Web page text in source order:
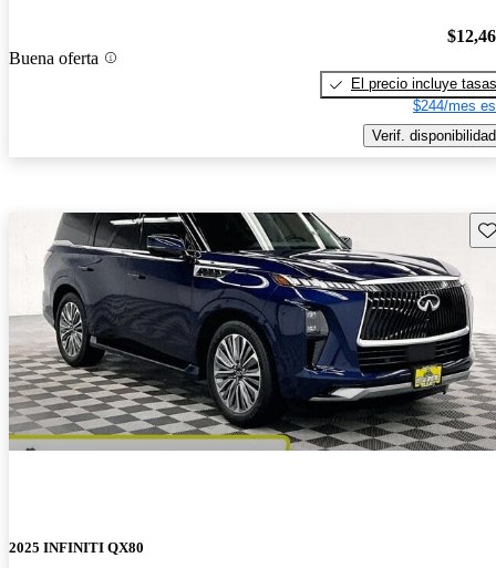
Buena oferta
El precio incluye tasas
$244/mes
Verif. disponibilidad
2025 INFINITI QX80